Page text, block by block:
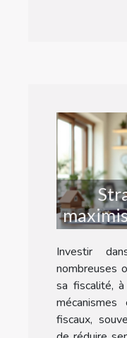
Investir
nombreuses
sa fiscalité,
fiscaux,